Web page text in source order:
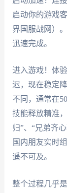
启动你的游戏
界国服战网）
迅速完成。
进入游戏！体
迟，现在稳定
不同，通常在
技能释放精准
归”、“兄弟齐
国内朋友实时
遥不可及。
整个过程几乎